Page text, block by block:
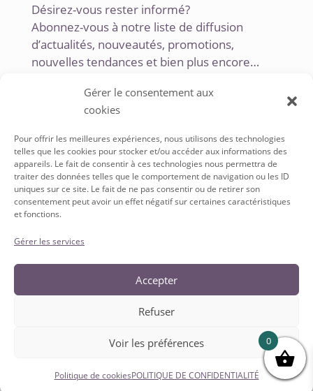
Gérer le consentement aux
cookies
Pour offrir les meilleures expériences, nous utilisons des technologies
telles que les cookies pour stocker et/ou accéder aux informations des
appareils. Le fait de consentir à ces technologies nous permettra de
traiter des données telles que le comportement de navigation ou les ID
uniques sur ce site. Le fait de ne pas consentir ou de retirer son
consentement peut avoir un effet négatif sur certaines caractéristiques
et fonctions.
Gérer les services
Accepter
Refuser
Voir les préférences
Politique de cookiesPOLITIQUE DE CONFIDENTIALITÉ
Désirez-vous rester informé?
Abonnez-vous à notre liste de diffusion
d’actualités, nouveautés, promotions,
nouvelles tendances et bien plus encore…
SERVICE À LA CLIENTÈLE
Conditions Générales de vente
Politique de Confidentialité
ADMIN@DEALATHONE.CH | +41 21 960 17 38 | DEAL@HOME.CH IS A
PRODUCT DEVELOPED BY DEALHAIR SA
0